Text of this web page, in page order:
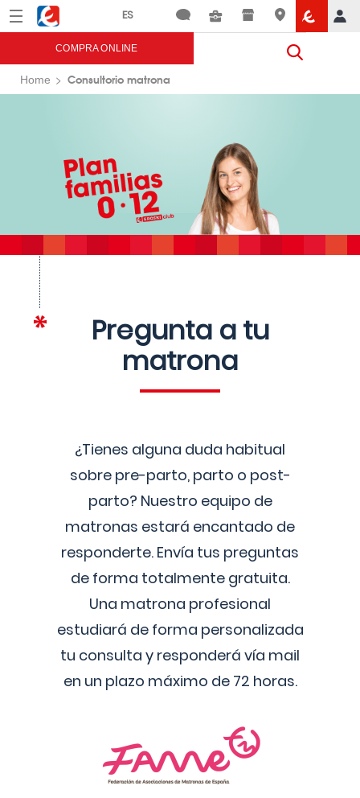
Menú Eroski
COMPRA ONLINE
Home Consultorio matrona
Pregunta a tu
matrona
¿Tienes alguna duda habitual
sobre pre-parto, parto o post-
parto? Nuestro equipo de
matronas estará encantado de
responderte. Envía tus preguntas
de forma totalmente gratuita.
Una matrona profesional
estudiará de forma personalizada
tu consulta y responderá vía mail
en un plazo máximo de 72 horas.